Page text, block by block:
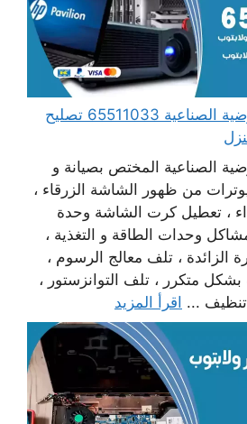
مهندس كمبيوتر العارضية الصناعية 65511033 تصليح
الصناعية المختص بصيانة و
من ظهور الشاشة الزرقاء ،
، تعطيل كرت الشاشة وحدة
وحدات الطاقة و التغذية ،
الزائدة ، تلف معالج الرسوم ،
بشكل متكرر ، تلف التوانزستور ،
تنظيف ... اقرأ المزيد